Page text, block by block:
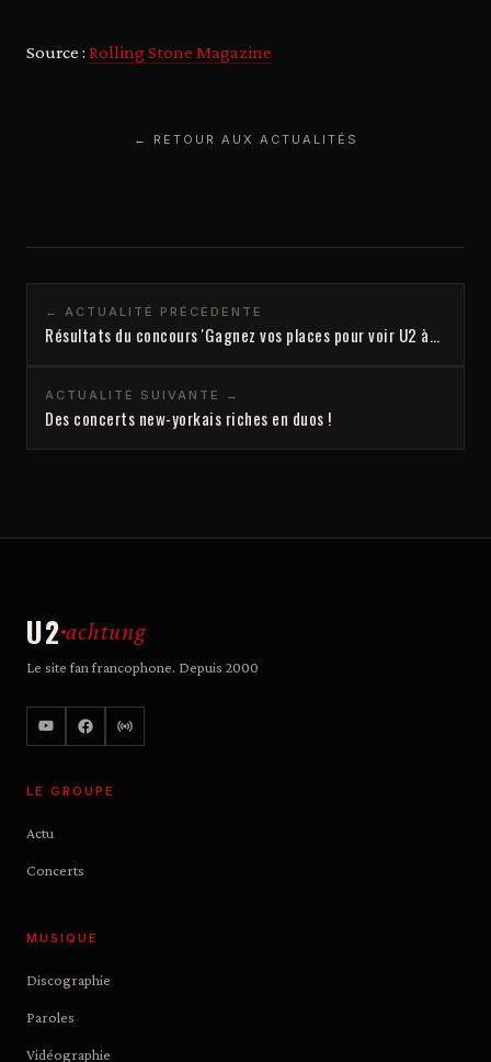
Source : Rolling Stone Magazine
← RETOUR AUX ACTUALITÉS
← ACTUALITÉ PRÉCÉDENTE
Résultats du concours 'Gagnez vos places pour voir U2 à…
ACTUALITÉ SUIVANTE →
Des concerts new-yorkais riches en duos !
U2 achtung
Le site fan francophone. Depuis 2000
LE GROUPE
Actu
Concerts
MUSIQUE
Discographie
Paroles
Vidéographie